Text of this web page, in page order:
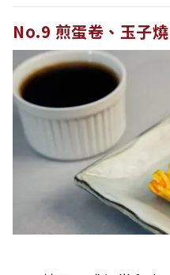
No.9 煎蛋卷、玉子燒